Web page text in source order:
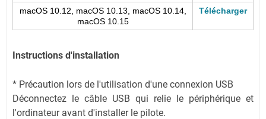
macOS 10.12, macOS 10.13, macOS 10.14,
macOS 10.15
Télécharger
Instructions d'installation
* Précaution lors de l'utilisation d'une connexion USB
Déconnectez le câble USB qui relie le périphérique et
l'ordinateur avant d'installer le pilote.